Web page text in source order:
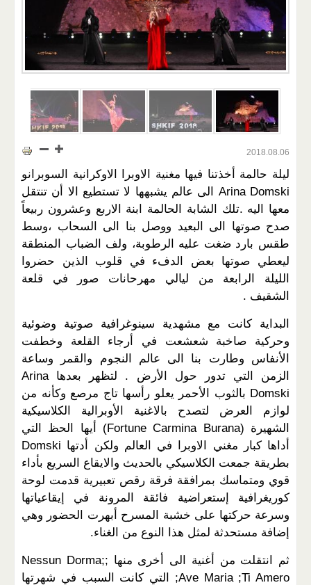
2018.08.06
ليلة حالمة أخذتنا فيها مغنية الاوبرا الاوكرانية السوبرانو
Arina Domski الى عالم يشبهها لا تستطيع الا أن تنتقل
معها اليه .تلك الشابة الحالمة ابنة الاربع وعشرون ربيعاً
صدح صوتها الى البعيد ووصل بنا الى السحاب ،وسط
طقس بارد ضغت عليه الرطوبة، ولف الضباب المنطقة
ليعطي صوتها بعض الدفء في قلوب الذين حضروا
الليلة الرابعة من ليالي مهرحانات صور في قلعة
الشقيف .
البداية كانت مع مشهدية سينوغرافية صوتية وضوئية
وحركية صاخبة شعشعت في أرجاء القلعة وخطفت
الأنفاس وطارت بنا الى عالم النجوم والقمر وساعة
الزمن التي تدور حول الأرض . لتظهر بعدها Arina
Domski بالثوب الأحمر يعلو رأسها تاج مرصع وكأنه من
لوازم العرض لتصدح بالاغنية الأوبرالية الكلاسيكية
الشهيرة (Fortune Carmina Burana) أيها الحظ التي
أداها كبار مغني الاوبرا في العالم ولكن أدتها Domski
بطريقة جمعت الكلاسيكي بالحديث والايقاع السريع بأداء
قوي ومتماسك بمرافقة فرقة رقص تعبيرية قدمت لوحة
كوريغرافية إستعراضية فائقة المرونة في إيقاعياتها
وسرعة حركتها على خشبة المسرح أبهرت الحضور وهي
إضافة مستحدثة لمثل هذا النوع من الغناء.
ثم انتقلت من أغنية الى أخرى منها Nessun Dorma;;
;Ave Maria ;Ti Amero التي كانت السبب في شهرتها